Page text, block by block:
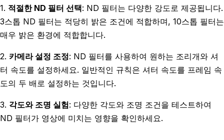
1. 적절한 ND 필터 선택: ND 필터는 다양한 강도로 제공됩니다.
3스톱 ND 필터는 적당히 밝은 조건에 적합하며, 10스톱 필터는
매우 밝은 환경에 적합합니다.
2. 카메라 설정 조정: ND 필터를 사용하여 원하는 조리개와 셔
터 속도를 설정하세요. 일반적인 규칙은 셔터 속도를 프레임 속
도의 두 배로 설정하는 것입니다.
3. 각도와 조명 실험: 다양한 각도와 조명 조건을 테스트하여
ND 필터가 영상에 미치는 영향을 확인하세요.